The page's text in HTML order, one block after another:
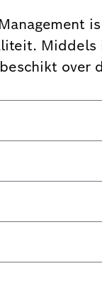
Middels
over